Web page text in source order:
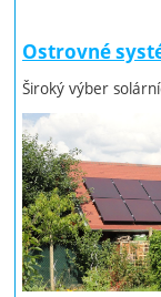
Ostrovné
Široký výber